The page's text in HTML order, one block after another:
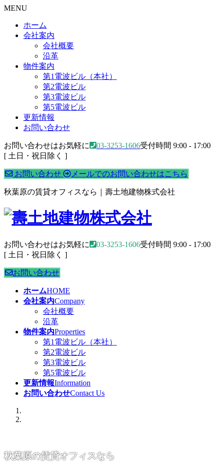
MENU
ホーム
会社案内
会社概要
沿革
物件案内
第1電波ビル（本社）
第2電波ビル
第3電波ビル
第5電波ビル
更新情報
お問い合わせ
お問い合わせはお気軽に 03-3253-1606受付時間 9:00 - 17:00
[ 土日・祝日除く ]
お問い合わせ メールでのお問い合わせはこちら
秋葉原の賃貸オフィスなら｜壽土地建物株式会社
お問い合わせはお気軽に 03-3253-1606受付時間 9:00 - 17:00
[ 土日・祝日除く ]
お問い合わせ
ホームHOME
会社案内Company
会社概要
沿革
物件案内Properties
第1電波ビル（本社）
第2電波ビル
第3電波ビル
第5電波ビル
更新情報Information
お問い合わせContact Us
秋葉原の賃貸オフィスなら